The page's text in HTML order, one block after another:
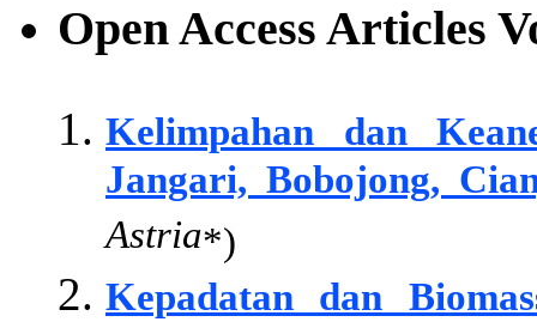
Open Access Articles
Kelimpahan dan
Jangari, Bobojong,
Astria*)
Kepadatan dan